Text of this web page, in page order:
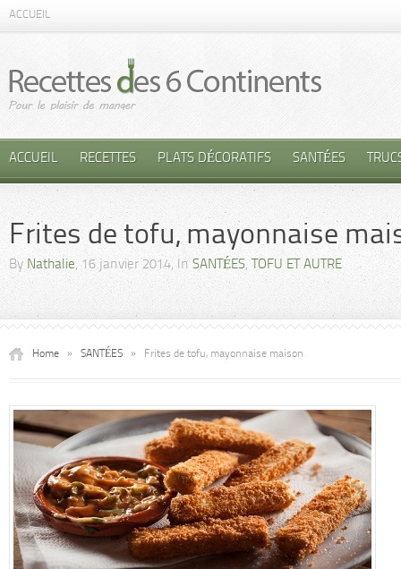
ACCUEIL
ACCUEIL RECETTES PLATS DÉCORATIFS SANTÉES
Frites de tofu, mayonnaise
By Nathalie, 16 janvier 2014, In SANTÉES, TOFU ET AUTRE
Home » SANTÉES » Frites de tofu, mayonnaise maison